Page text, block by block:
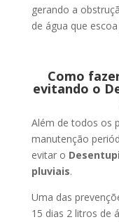
gerando a
de água que
Como
evitando o
Além de todos os
manutenção
evitar o
pluviais.
Uma das
15 dias 2 litros de